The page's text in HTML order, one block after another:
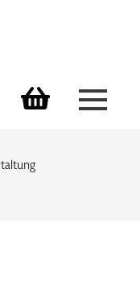
Menü